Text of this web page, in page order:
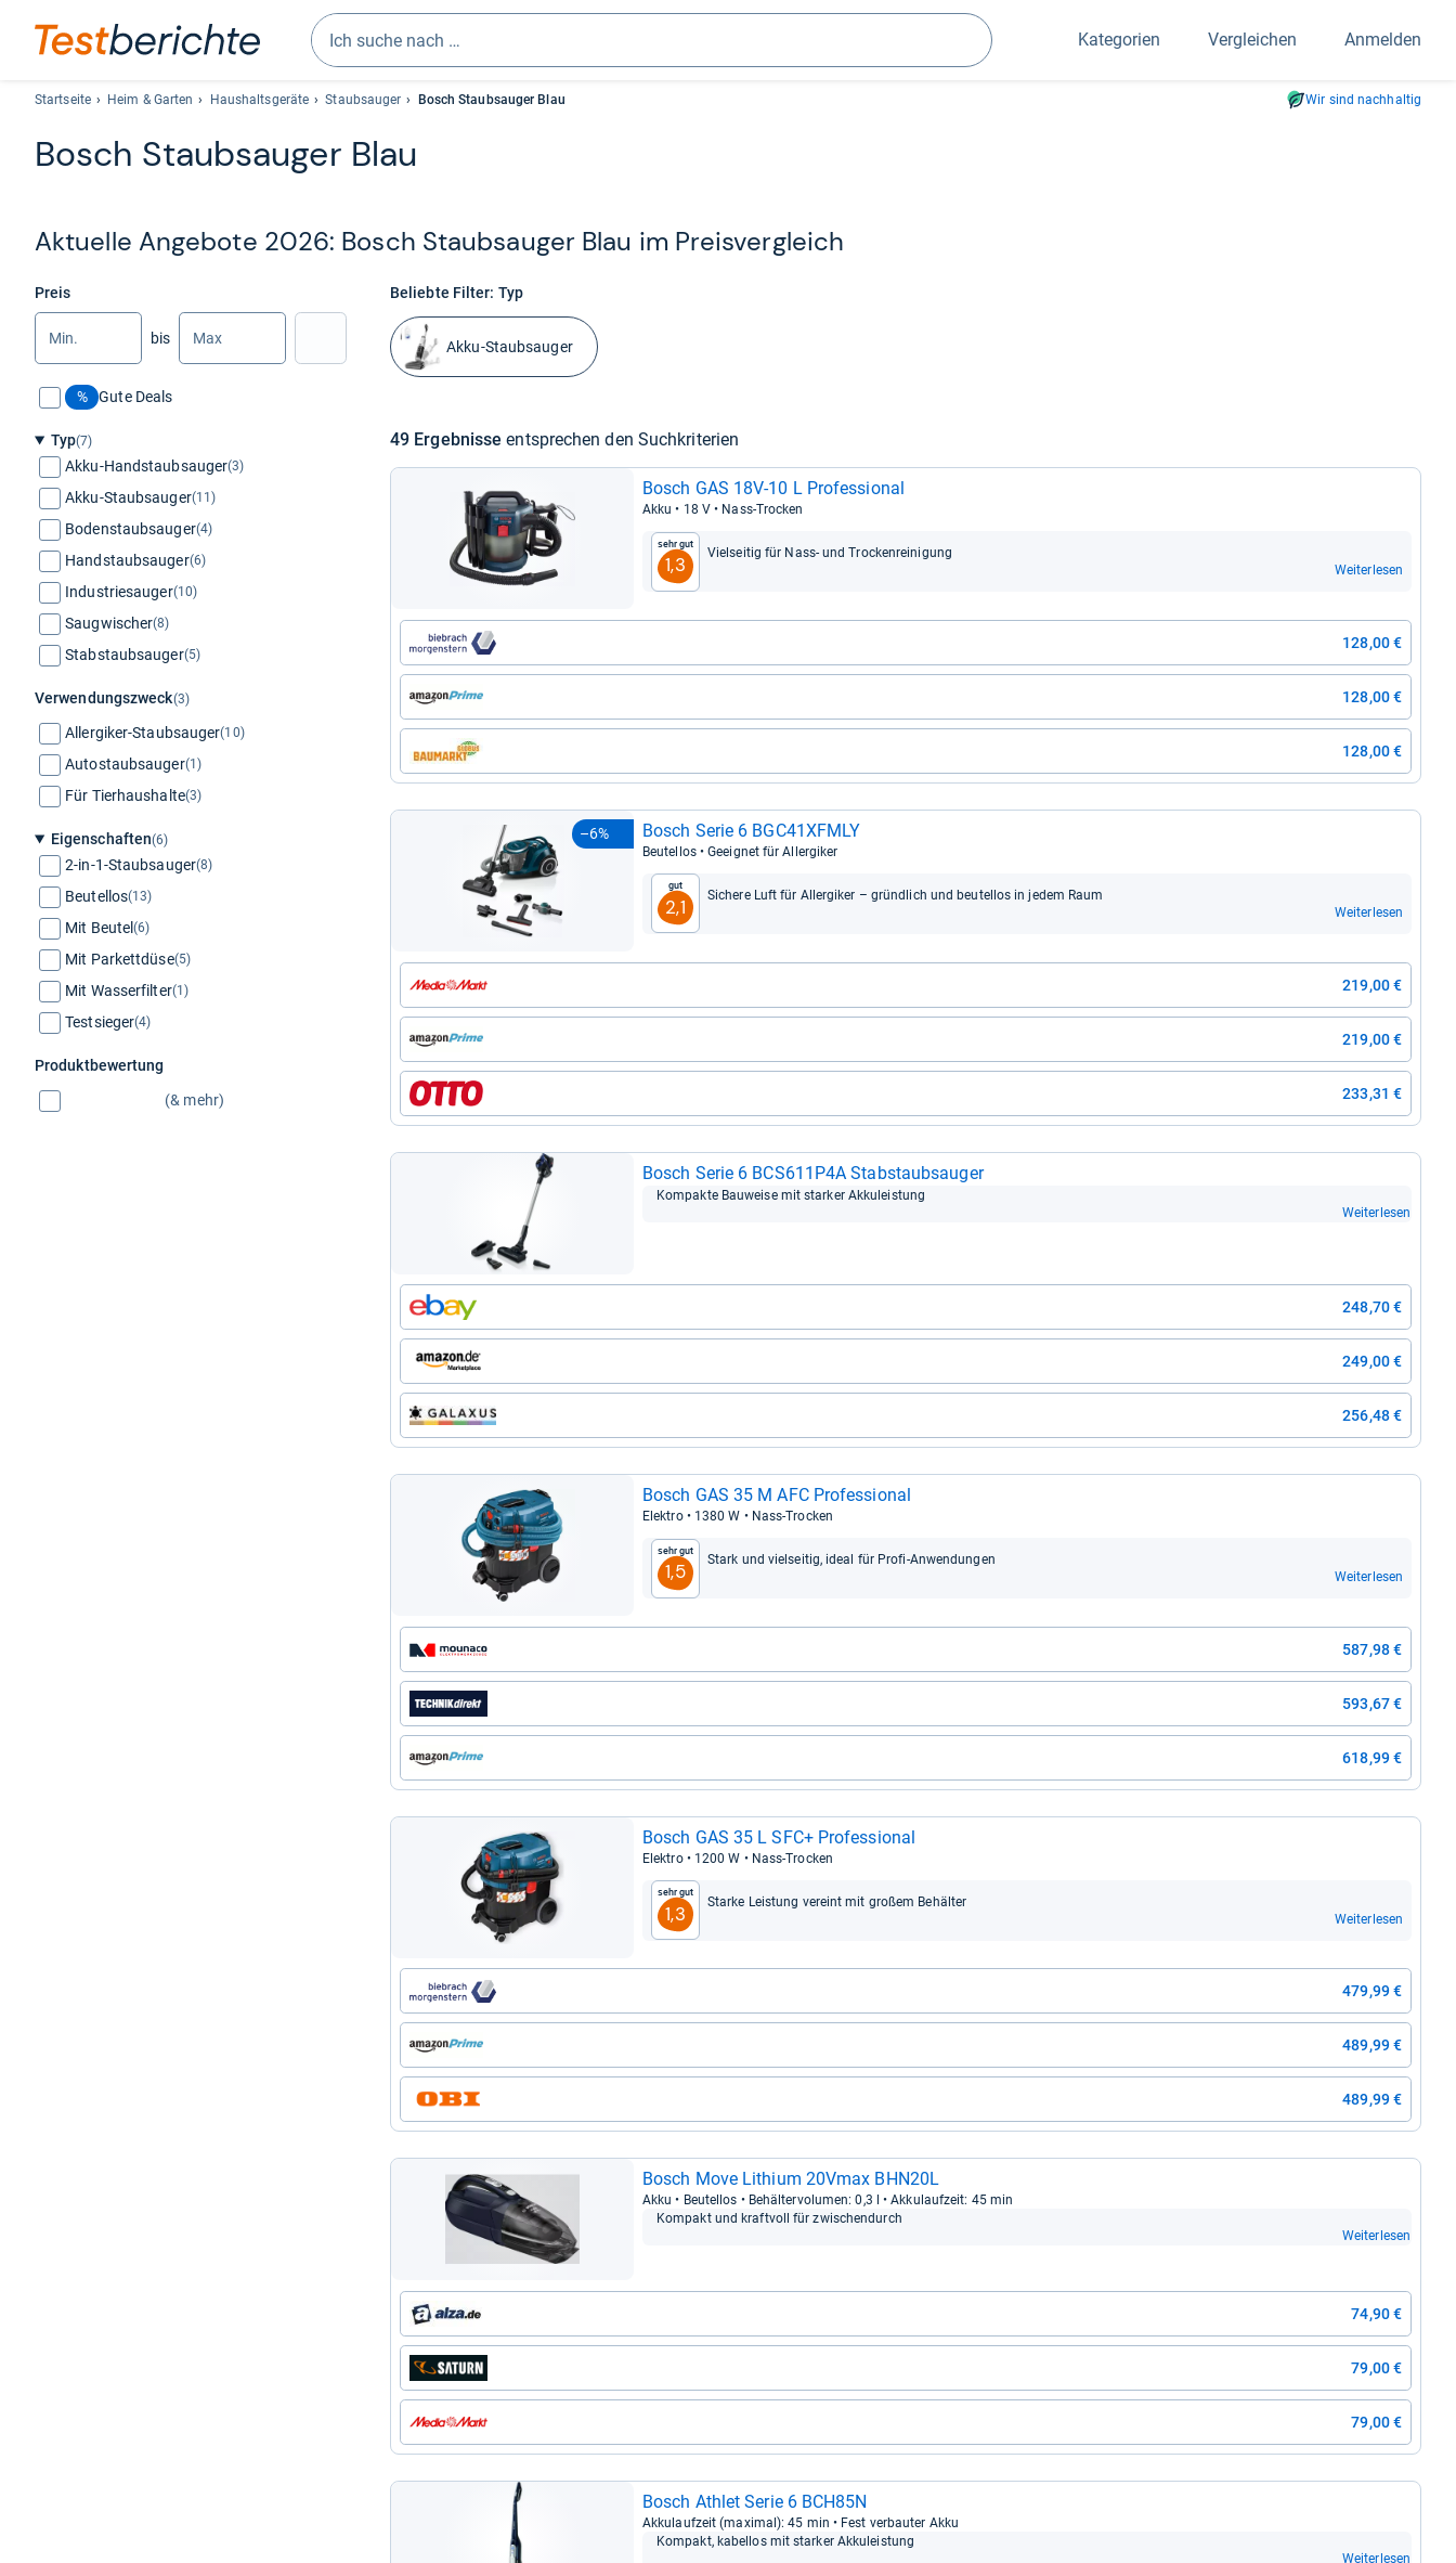
Suchen
Sie
drei
Zeichen
erscheinen
lassen
mit
auswählen.
Kategorien Vergleichen Anmelden
Startseite Heim & Garten Haushaltsgeräte Staubsauger Bosch Staubsauger Blau Wir sind nachhaltig
Bosch Staub­sau­ger Blau
Aktu­elle Ange­bote 2026: Bosch Staub­sau­ger Blau im Preis­ver­gleich
Preis
Min.
bis
Max.
% Gute Deals
Typ(7)
Akku-Handstaubsauger(3)
Akku-Staubsauger(11)
Bodenstaubsauger(4)
Handstaubsauger(6)
Industriesauger(10)
Saugwischer(8)
Stabstaubsauger(5)
Verwendungszweck(3)
Allergiker-Staubsauger(10)
Autostaubsauger(1)
Für Tierhaushalte(3)
Eigenschaften(6)
2-in-1-Staubsauger(8)
Beutellos(13)
Mit Beutel(6)
Mit Parkettdüse(5)
Mit Wasserfilter(1)
Testsieger(4)
Produktbewertung
(& mehr)
Beliebte Filter: Typ
Akku-Staubsauger
49 Ergeb­nisse ent­spre­chen den Such­kri­te­rien
Bosch GAS 18V-​10 L Pro­fes­sio­nal
Akku • 18 V • Nass-​Tro­cken
Sehr gut
1,3
Viel­sei­tig für Nass-​ und Tro­cken­rei­ni­gung
Weiterlesen
128,00 €
128,00 €
128,00 €
–6% Bosch Serie 6 BGC41XFMLY
Beu­tel­los • Geeig­net für All­er­gi­ker
Gut
2,1
Sichere Luft für All­er­gi­ker – gründ­lich und beu­tel­los in jedem Raum
Weiterlesen
219,00 €
219,00 €
233,31 €
Bosch Serie 6 BCS611P4A Stab­staub­sau­ger
Kom­pakte Bau­weise mit star­ker Akku­leis­tung
Weiterlesen
248,70 €
249,00 €
256,48 €
Bosch GAS 35 M AFC Pro­fes­sio­nal
Elek­tro • 1380 W • Nass-​Tro­cken
Sehr gut
1,5
Stark und viel­sei­tig, ideal für Profi-​Anwen­dun­gen
Weiterlesen
587,98 €
593,67 €
618,99 €
Bosch GAS 35 L SFC+ Pro­fes­sio­nal
Elek­tro • 1200 W • Nass-​Tro­cken
Sehr gut
1,3
Starke Leis­tung ver­eint mit großem Behäl­ter
Weiterlesen
479,99 €
489,99 €
489,99 €
Bosch Move Lithium 20Vmax BHN20L
Akku • Beu­tel­los • Behäl­ter­vo­lu­men: 0,3 l • Akku­lauf­zeit: 45 min
Kom­pakt und kraft­voll für zwi­schen­durch
Weiterlesen
74,90 €
79,00 €
79,00 €
Bosch Ath­let Serie 6 BCH85N
Akku­lauf­zeit (maxi­mal): 45 min • Fest ver­bau­ter Akku
Kom­pakt, kabel­los mit star­ker Akku­leis­tung
Weiterlesen